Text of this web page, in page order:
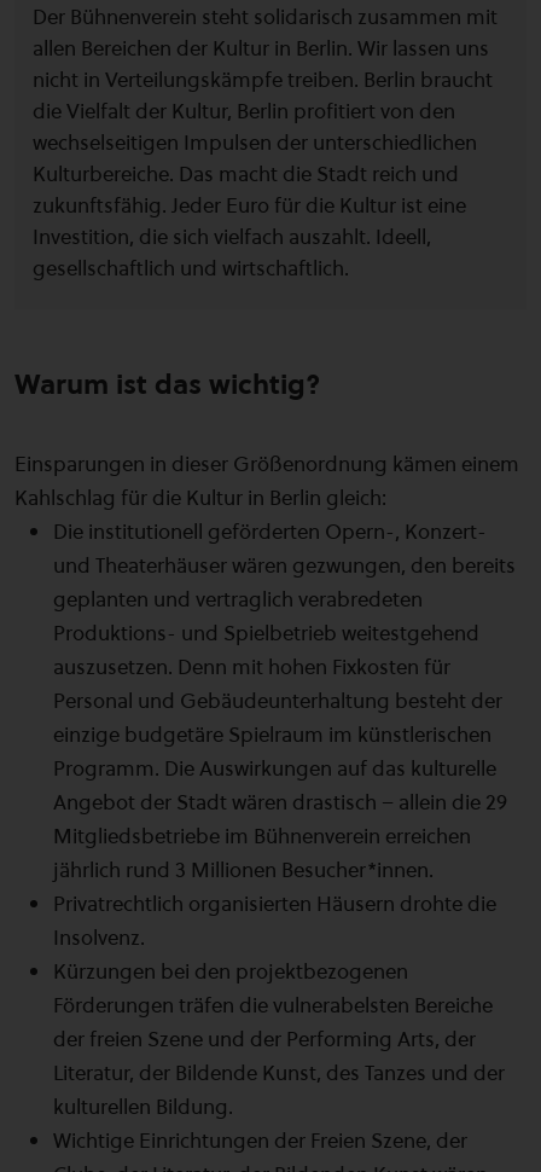
Der Bühnenverein steht solidarisch zusammen mit
allen Bereichen der Kultur in Berlin. Wir lassen uns
nicht in Verteilungskämpfe treiben. Berlin braucht
die Vielfalt der Kultur, Berlin profitiert von den
wechselseitigen Impulsen der unterschiedlichen
Kulturbereiche. Das macht die Stadt reich und
zukunftsfähig. Jeder Euro für die Kultur ist eine
Investition, die sich vielfach auszahlt. Ideell,
gesellschaftlich und wirtschaftlich.
Warum ist das wichtig?
Einsparungen in dieser Größenordnung kämen einem
Kahlschlag für die Kultur in Berlin gleich:
Die institutionell geförderten Opern-, Konzert-
und Theaterhäuser wären gezwungen, den bereits
geplanten und vertraglich verabredeten
Produktions- und Spielbetrieb weitestgehend
auszusetzen. Denn mit hohen Fixkosten für
Personal und Gebäudeunterhaltung besteht der
einzige budgetäre Spielraum im künstlerischen
Programm. Die Auswirkungen auf das kulturelle
Angebot der Stadt wären drastisch – allein die 29
Mitgliedsbetriebe im Bühnenverein erreichen
jährlich rund 3 Millionen Besucher*innen.
Privatrechtlich organisierten Häusern drohte die
Insolvenz.
Kürzungen bei den projektbezogenen
Förderungen träfen die vulnerabelsten Bereiche
der freien Szene und der Performing Arts, der
Literatur, der Bildende Kunst, des Tanzes und der
kulturellen Bildung.
Wichtige Einrichtungen der Freien Szene, der